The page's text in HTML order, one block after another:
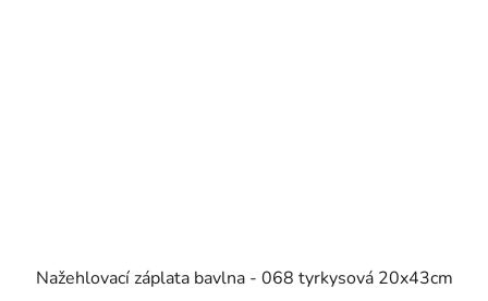
Nažehlovací záplata bavlna - 068 tyrkysová 20x43cm